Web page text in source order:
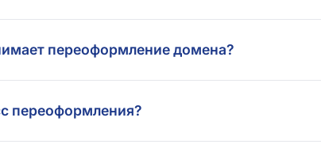
переоформление домена?
переоформления?